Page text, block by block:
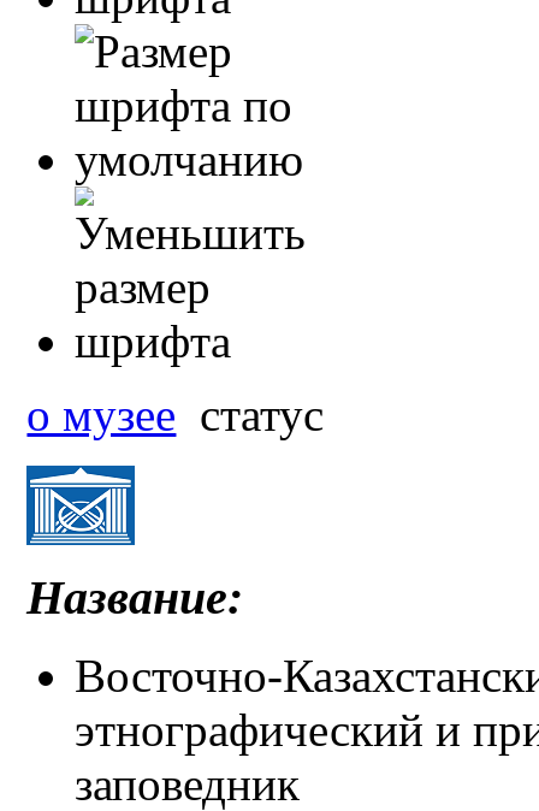
о музее статус
Название:
Восточно-
этнографический и
заповедник